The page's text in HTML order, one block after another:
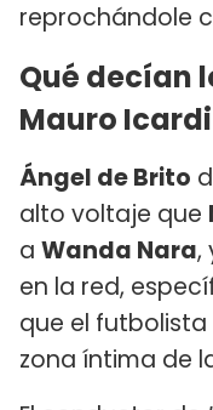
reprochándole
Qué decían
Mauro
Ángel de Brito
alto voltaje que
a Wanda Nara,
en la red,
que el futbolista
zona íntima de